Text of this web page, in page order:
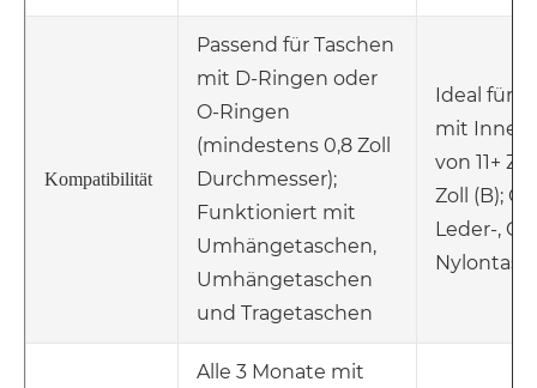
Kompatibilität
Passend für Taschen
mit D-Ringen oder
O-Ringen
(mindestens 0,8 Zoll
Durchmesser);
Funktioniert mit
Umhängetaschen,
Umhängetaschen
und Tragetaschen
Ideal für
mit
von 11+
Zoll (B);
Leder-,
Alle 3 Monate mit